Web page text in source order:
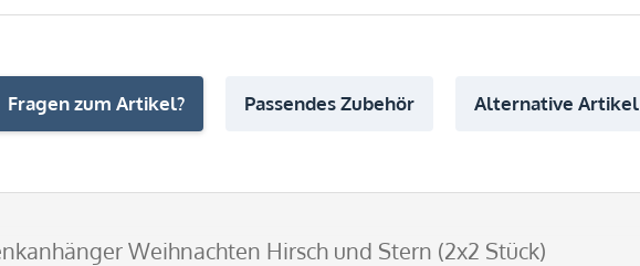
Fragen zum Artikel? Passendes Zubehör Alternative Artikel
Weihnachten Hirsch und Stern (2x2 Stück)